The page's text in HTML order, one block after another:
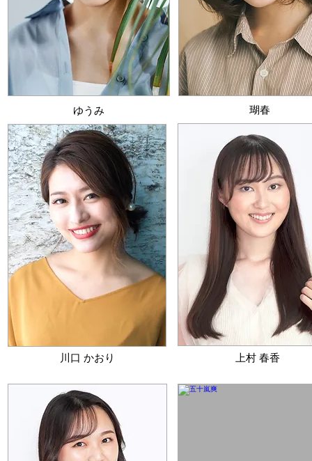
​ゆうみ
​川口 かおり
​瑚春
​上村 春香